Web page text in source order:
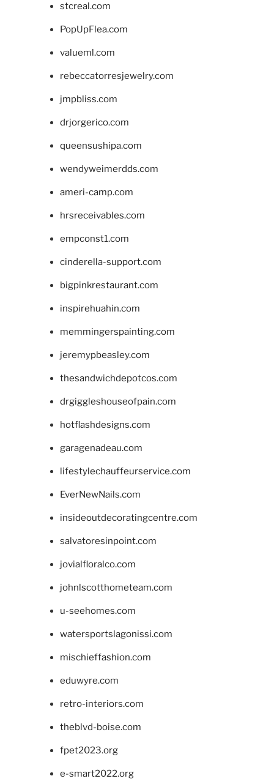
stcreal.com
PopUpFlea.com
valueml.com
rebeccatorresjewelry.com
jmpbliss.com
drjorgerico.com
queensushipa.com
wendyweimerdds.com
ameri-camp.com
hrsreceivables.com
empconst1.com
cinderella-support.com
bigpinkrestaurant.com
inspirehuahin.com
memmingerspainting.com
jeremypbeasley.com
thesandwichdepotcos.com
drgiggleshouseofpain.com
hotflashdesigns.com
garagenadeau.com
lifestylechauffeurservice.com
EverNewNails.com
insideoutdecoratingcentre.com
salvatoresinpoint.com
jovialfloralco.com
johnlscotthometeam.com
u-seehomes.com
watersportslagonissi.com
mischieffashion.com
eduwyre.com
retro-interiors.com
theblvd-boise.com
fpet2023.org
e-smart2022.org